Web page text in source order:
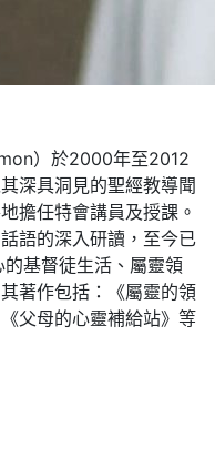
）於2000年至2012
深具洞見的聖經教導聞
擔任特會講員及授課。
語的深入研讀，至今已
基督徒生活、屬靈領
著作包括：《屬靈的領
父母的心靈補給站》等